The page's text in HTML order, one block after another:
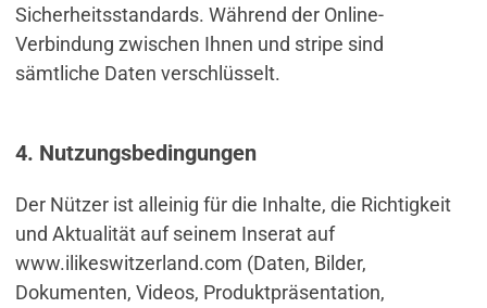
Sicherheitsstandards. Während der Online-
Verbindung zwischen Ihnen und stripe sind
sämtliche Daten verschlüsselt.
4. Nutzungsbedingungen
Der Nützer ist alleinig für die Inhalte, die Richtigkeit
und Aktualität auf seinem Inserat auf
www.ilikeswitzerland.com (Daten, Bilder,
Dokumenten, Videos, Produktpräsentation,